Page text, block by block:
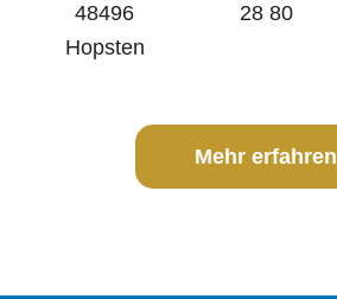
48496
Hopsten
28 80
Mehr erfahren